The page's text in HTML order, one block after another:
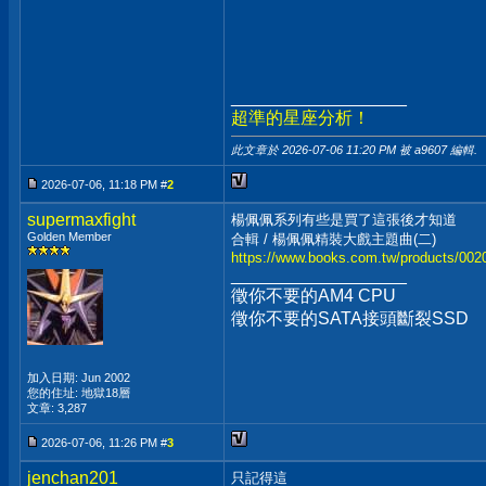
超準的星座分析！
此文章於 2026-07-06 11:20 PM 被 a9607 編輯.
2026-07-06, 11:18 PM #2
supermaxfight
Golden Member
加入日期: Jun 2002
您的住址: 地獄18層
文章: 3,287
楊佩佩系列有些是買了這張後才知道
合輯 / 楊佩佩精裝大戲主題曲(二)
https://www.books.com.tw/products/
徵你不要的AM4 CPU
徵你不要的SATA接頭斷裂SSD
2026-07-06, 11:26 PM #3
jenchan201 只記得這